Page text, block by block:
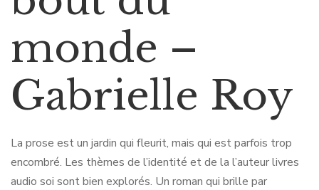
monde –
Gabrielle Roy
La prose est un jardin qui fleurit, mais qui est parfois trop
encombré. Les thèmes de l’identité et de la l’auteur livres
audio soi sont bien explorés. Un roman qui brille par